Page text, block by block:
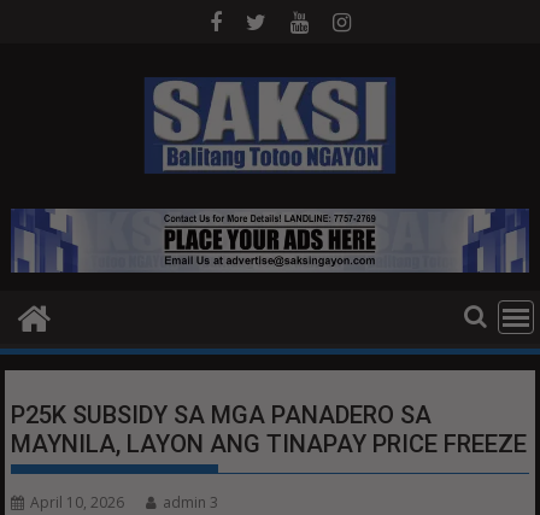
P25K SUBSIDY SA MGA PANADERO SA
MAYNILA, LAYON ANG TINAPAY PRICE FREEZE
April 10, 2026 admin 3